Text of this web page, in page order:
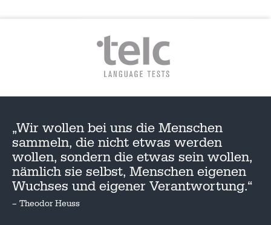
„Wir wollen bei uns die Menschen
sammeln, die nicht etwas werden
wollen, sondern die etwas sein wollen,
nämlich sie selbst, Menschen eigenen
Wuchses und eigener Verantwortung.“
– Theodor Heuss